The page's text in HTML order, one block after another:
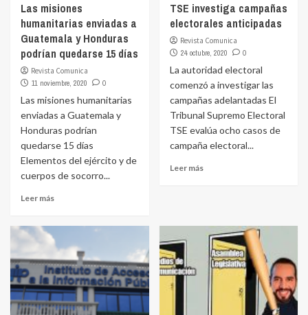
Las misiones
humanitarias enviadas a
Guatemala y Honduras
podrían quedarse 15 días
Revista Comunica
11 noviembre, 2020
0
Las misiones humanitarias
enviadas a Guatemala y
Honduras podrían
quedarse 15 días
Elementos del ejército y de
cuerpos de socorro...
Leer más
TSE investiga campañas
electorales anticipadas
Revista Comunica
24 octubre, 2020
0
La autoridad electoral
comenzó a investigar las
campañas adelantadas El
Tribunal Supremo Electoral
TSE evalúa ocho casos de
campaña electoral...
Leer más